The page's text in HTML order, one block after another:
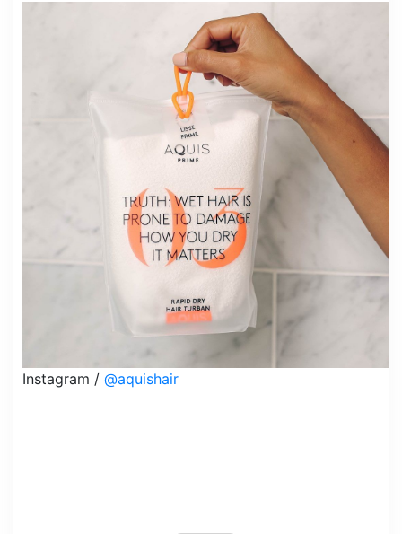
Instagram / @aquishair